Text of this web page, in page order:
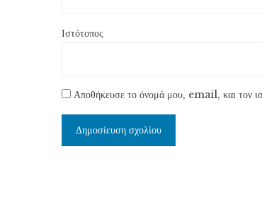
Ιστότοπος
Αποθήκευσε το όνομά μου, email, και τον